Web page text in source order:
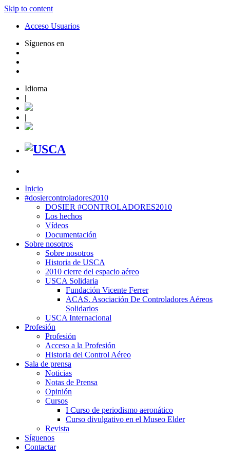
Skip to content
Acceso Usuarios
Síguenos en
Idioma
|
|
Inicio
#dosiercontroladores2010
DOSIER #CONTROLADORES2010
Los hechos
Vídeos
Documentación
Sobre nosotros
Sobre nosotros
Historia de USCA
2010 cierre del espacio aéreo
USCA Solidaria
Fundación Vicente Ferrer
ACAS. Asociación De Controladores Aéreos
Solidarios
USCA Internacional
Profesión
Profesión
Acceso a la Profesión
Historia del Control Aéreo
Sala de prensa
Noticias
Notas de Prensa
Opinión
Cursos
I Curso de periodismo aeronático
Curso divulgativo en el Museo Elder
Revista
Síguenos
Contactar